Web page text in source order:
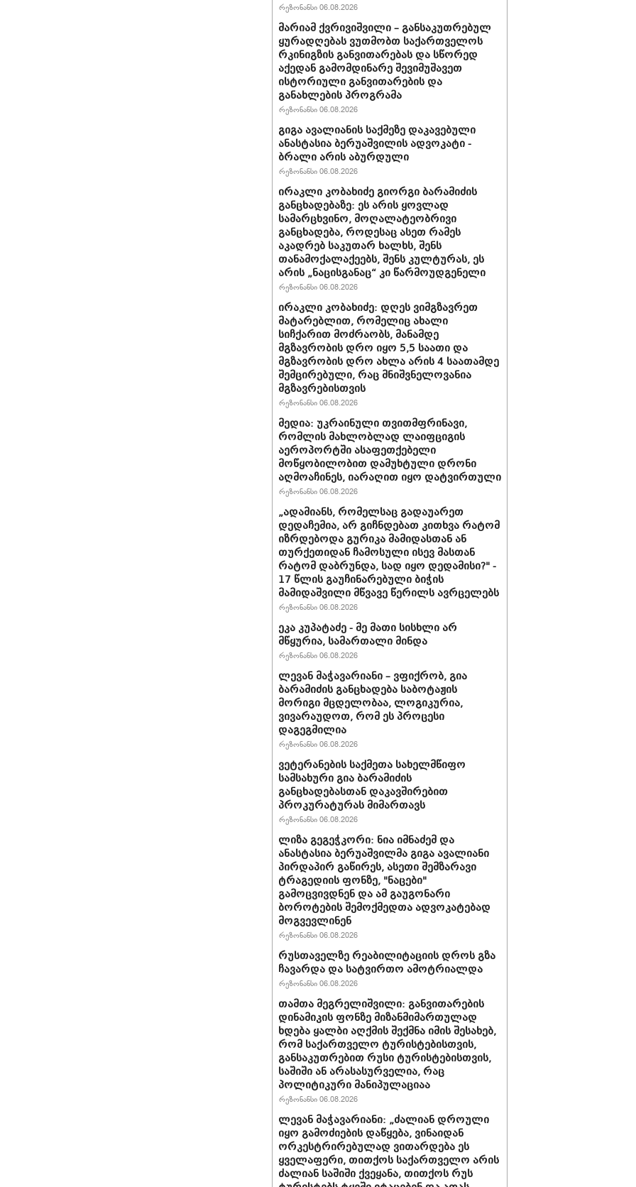
რეზონანსი 06.08.2026
მარიამ ქვრივიშვილი – განსაკუთრებულ
ყურადღებას ვუთმობთ საქართველოს
რკინიგზის განვითარებას და სწორედ
აქედან გამომდინარე შევიმუშავეთ
ისტორიული განვითარების და
განახლების პროგრამა
რეზონანსი 06.08.2026
გიგა ავალიანის საქმეზე დაკავებული
ანასტასია ბერუაშვილის ადვოკატი -
ბრალი არის აბურდული
რეზონანსი 06.08.2026
ირაკლი კობახიძე გიორგი ბარამიძის
განცხადებაზე: ეს არის ყოვლად
სამარცხვინო, მოღალატეობრივი
განცხადება, როდესაც ასეთ რამეს
აკადრებ საკუთარ ხალხს, შენს
თანამოქალაქეებს, შენს კულტურას, ეს
არის „ნაცისგანაც“ კი წარმოუდგენელი
რეზონანსი 06.08.2026
ირაკლი კობახიძე: დღეს ვიმგზავრეთ
მატარებლით, რომელიც ახალი
სიჩქარით მოძრაობს, მანამდე
მგზავრობის დრო იყო 5,5 საათი და
მგზავრობის დრო ახლა არის 4 საათამდე
შემცირებული, რაც მნიშვნელოვანია
მგზავრებისთვის
რეზონანსი 06.08.2026
მედია: უკრაინული თვითმფრინავი,
რომლის მახლობლად ლაიფციგის
აეროპორტში ასაფეთქებელი
მოწყობილობით დამუხტული დრონი
აღმოაჩინეს, იარაღით იყო დატვირთული
რეზონანსი 06.08.2026
„ადამიანს, რომელსაც გადაუარეთ
დედაჩემია, არ გიჩნდებათ კითხვა რატომ
იზრდებოდა გურიკა მამიდასთან ან
თურქეთიდან ჩამოსული ისევ მასთან
რატომ დაბრუნდა, სად იყო დედამისი?" -
17 წლის გაუჩინარებული ბიჭის
მამიდაშვილი მწვავე წერილს ავრცელებს
რეზონანსი 06.08.2026
ეკა კუპატაძე - მე მათი სისხლი არ
მწყურია, სამართალი მინდა
რეზონანსი 06.08.2026
ლევან მაჭავარიანი – ვფიქრობ, გია
ბარამიძის განცხადება საბოტაჟის
მორიგი მცდელობაა, ლოგიკურია,
ვივარაუდოთ, რომ ეს პროცესი
დაგეგმილია
რეზონანსი 06.08.2026
ვეტერანების საქმეთა სახელმწიფო
სამსახური გია ბარამიძის
განცხადებასთან დაკავშირებით
პროკურატურას მიმართავს
რეზონანსი 06.08.2026
ლიზა გეგეჭკორი: ნია იმნაძემ და
ანასტასია ბერუაშვილმა გიგა ავალიანი
პირდაპირ გაწირეს, ასეთი შემზარავი
ტრაგედიის ფონზე, "ნაცები"
გამოცვივდნენ და ამ გაუგონარი
ბოროტების შემოქმედთა ადვოკატებად
მოგვევლინენ
რეზონანსი 06.08.2026
რუსთაველზე რეაბილიტაციის დროს გზა
ჩავარდა და სატვირთო ამოტრიალდა
რეზონანსი 06.08.2026
თამთა მეგრელიშვილი: განვითარების
დინამიკის ფონზე მიზანმიმართულად
ხდება ყალბი აღქმის შექმნა იმის შესახებ,
რომ საქართველო ტურისტებისთვის,
განსაკუთრებით რუსი ტურისტებისთვის,
საშიში ან არასასურველია, რაც
პოლიტიკური მანიპულაციაა
რეზონანსი 06.08.2026
ლევან მაჭავარიანი: „ძალიან დროული
იყო გამოძიების დაწყება, ვინაიდან
ორკესტრირებულად ვითარდება ეს
ყველაფერი, თითქოს საქართველო არის
ძალიან საშიში ქვეყანა, თითქოს რუს